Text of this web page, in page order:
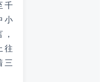
千
小
往
三